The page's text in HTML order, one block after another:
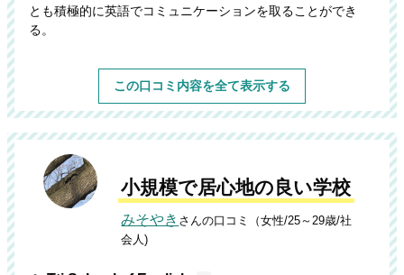
とも積極的に英語でコミュニケーションを取ることができ
る。
この口コミ内容を全て表示する
小規模で居心地の良い学校
みそやき さんの口コミ（女性/25～29歳/社
会人)